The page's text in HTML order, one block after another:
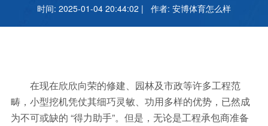
官网
时间: 2025-01-04 20:44:02 | 作者: 安博体育怎么样
在现在欣欣向荣的修建、园林及市政等许多工程范
畴，小型挖机凭仗其细巧灵敏、功用多样的优势，已然成
为不可或缺的 “得力助手”。但是，无论是工程承包商准备